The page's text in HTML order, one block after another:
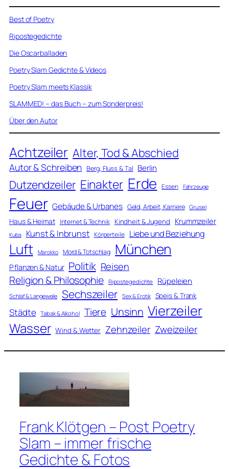
Best of Poetry
Ripostegedichte
Die Oscarballaden
Poetry Slam Gedichte & Videos
Poetry Slam meets Klassik
SLAMMED! – das Buch – zum Sonderpreis!
Über den Autor
Achtzeiler Alter, Tod & Abschied
Autor & Schreiben Berg, Fluss & Tal Berlin
Dutzendzeiler Einakter Erde Essen Fahrzeuge
Feuer Gebäude & Urbanes Geld, Arbeit, Karriere Grusel
Haus & Heimat Internet & Technik Kindheit & Jugend Krummzeiler
Kuba Kunst & Inbrunst Körperteile Liebe und Beziehung
Luft Marokko Mord & Totschlag München
Pflanzen & Natur Politik Reisen
Religion & Philosophie Ripostegedichte Rüpeleien
Schlaf & Langeweile Sechszeiler Sex & Erotik Speis & Trank
Städte Tabak & Alkohol Tiere Unsinn Vierzeiler
Wasser Wind & Wetter Zehnzeiler Zweizeiler
Frank Klötgen – Post Poetry
Slam – immer frische
Gedichte & Fotos